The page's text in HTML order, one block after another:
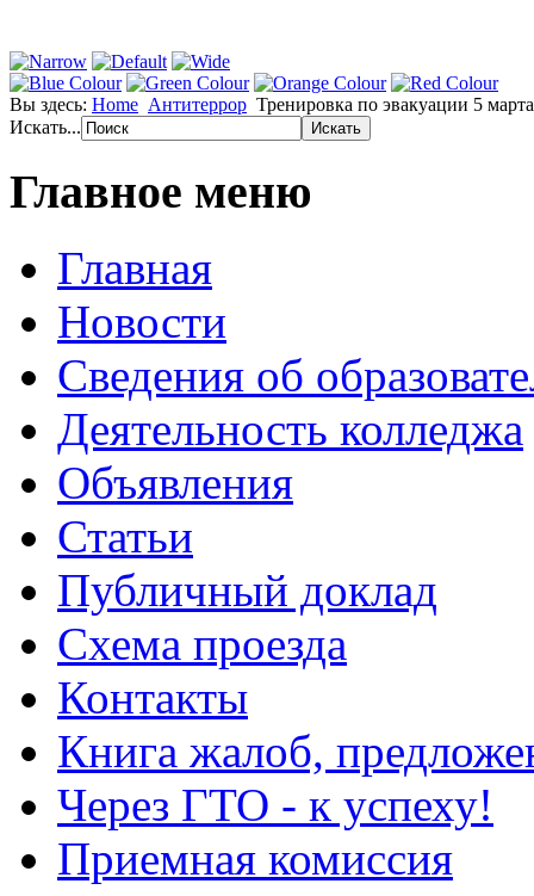
Вы здесь: Home Антитеррор Тренировка по эвакуации 5
Искать...
Главное меню
Главная
Новости
Сведения об
Деятельность колледжа
Объявления
Статьи
Публичный доклад
Схема проезда
Контакты
Книга жалоб,
Через ГТО - к успеху!
Приемная комиссия